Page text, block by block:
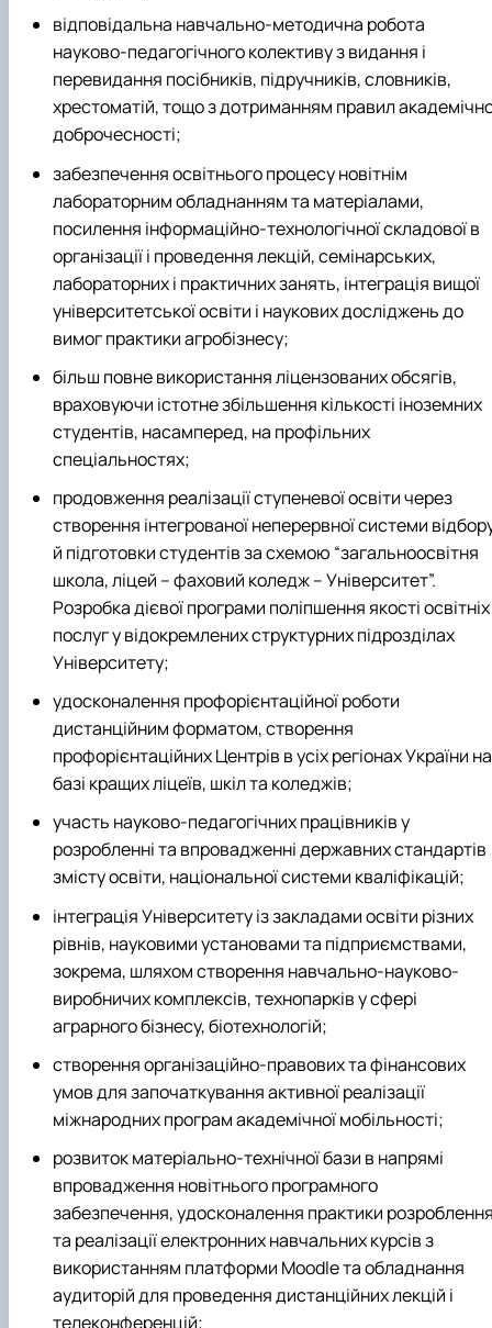
відповідальна навчально-методична робота
науково-педагогічного колективу з видання і
перевидання посібників, підручників, словників,
хрестоматій, тощо з дотриманням правил
доброчесності;
забезпечення освітнього процесу новітнім
лабораторним обладнанням та матеріалами,
посилення інформаційно-технологічної складової в
організації і проведення лекцій, семінарських,
лабораторних і практичних занять, інтеграція вищої
університетської освіти і наукових досліджень до
вимог практики агробізнесу;
більш повне використання ліцензованих обсягів,
враховуючи істотне збільшення кількості іноземних
студентів, насамперед, на профільних
спеціальностях;
продовження реалізації ступеневої освіти через
створення інтегрованої неперервної системи
й підготовки студентів за схемою “загальноосвітня
школа, ліцей – фаховий коледж – Університет”.
Розробка дієвої програми поліпшення якості освітніх
послуг у відокремлених структурних підрозділах
Університету;
удосконалення профорієнтаційної роботи
дистанційним форматом, створення
профорієнтаційних Центрів в усіх регіонах України на
базі кращих ліцеїв, шкіл та коледжів;
участь науково-педагогічних працівників у
розробленні та впровадженні державних стандартів
змісту освіти, національної системи кваліфікацій;
інтеграція Університету із закладами освіти різних
рівнів, науковими установами та підприєм­ствами,
зокрема, шляхом створення навчально-науково-
виробничих комплексів, технопарків у сфері
аграрного бізнесу, біотехнологій;
створення організаційно-правових та фінансових
умов для започаткування активної реалізації
міжнародних програм академічної мобільності;
розвиток матеріально-технічної бази в напрямі
впровадження новітнього програмного
забезпечення, удосконалення практики
та реалізації електронних навчальних курсів з
використанням платформи Мoodle та обладнання
аудиторій для проведення дистанційних лекцій і
телеконференцій;